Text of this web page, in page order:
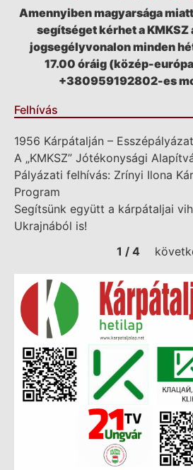
Amennyiben magyarsága
segítséget kérhet a
jogsegélyvonalon minden
17.00 óráig (közép-
+380959192802-es
Felhívás
1956 Kárpátalján –
A „KMKSZ” Jótékonysági
Pályázati felhívás: Zrínyi Ilona
Program
Segítsünk együtt a kárpátaljai
Ukrajnából is!
1 / 4